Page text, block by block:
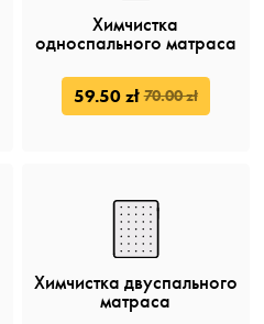
Химчистка
односпального матраса
59.50 zł 70.00 zł
Химчистка двуспального
матраса